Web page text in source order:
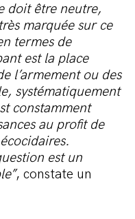
doit être neutre,
marquée sur ce
termes de
est la place
l’armement ou des
systématiquement
constamment
au profit de
est un
, constate un